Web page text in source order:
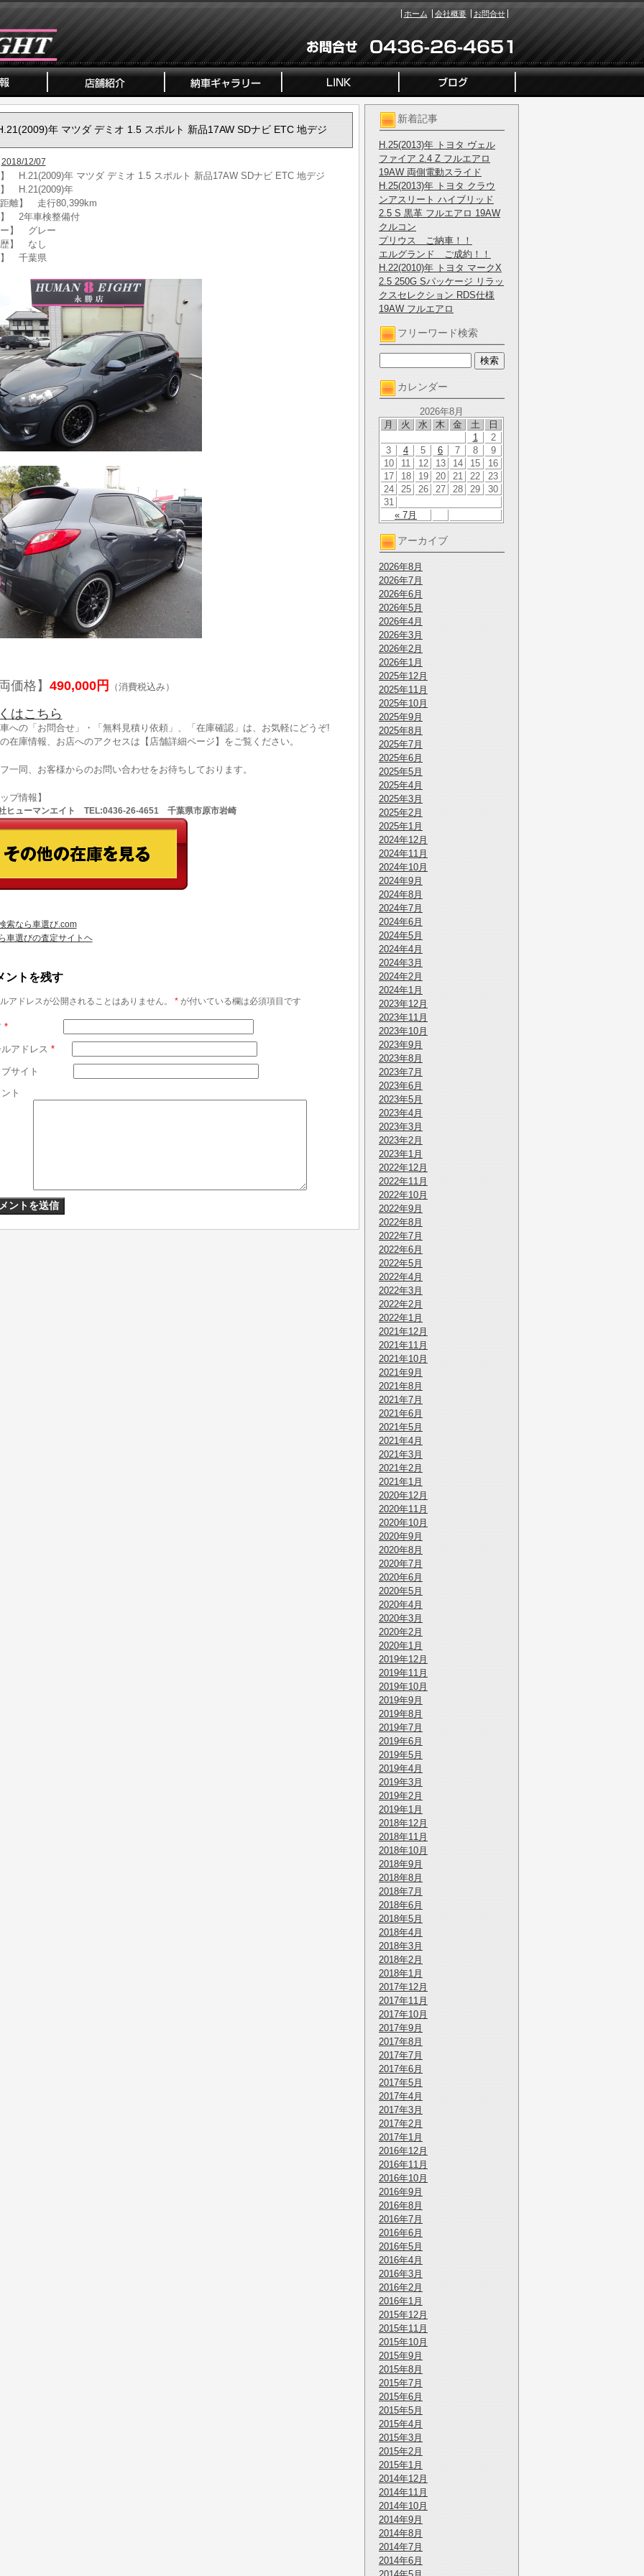
ホーム 会社概要 お問合せ
新着記事
H.25(2013)年 トヨタ ヴェル
ファイア 2.4 Z フルエアロ
19AW 両側電動スライド
H.25(2013)年 トヨタ クラウ
ンアスリート ハイブリッド
2.5 S 黒革 フルエアロ 19AW
クルコン
プリウス ご納車！！
エルグランド ご成約！！
H.22(2010)年 トヨタ マークX
2.5 250G Sパッケージ リラッ
クスセレクション RDS仕様
19AW フルエアロ
フリーワード検索
カレンダー
2026年8月
月
火 水 木 金 土 日
« 7月
1
2
3
4 5 6 7 8
9
10
11 12 13 14 15
16
17
18 19 20 21 22
23
24
25 26 27 28 29
30
31
アーカイブ
2026年8月
2026年7月
2026年6月
2026年5月
2026年4月
2026年3月
2026年2月
2026年1月
2025年12月
2025年11月
2025年10月
2025年9月
2025年8月
2025年7月
2025年6月
2025年5月
2025年4月
2025年3月
2025年2月
2025年1月
2024年12月
2024年11月
2024年10月
2024年9月
2024年8月
2024年7月
2024年6月
2024年5月
2024年4月
2024年3月
2024年2月
2024年1月
2023年12月
2023年11月
2023年10月
2023年9月
2023年8月
2023年7月
2023年6月
2023年5月
2023年4月
2023年3月
2023年2月
2023年1月
2022年12月
2022年11月
2022年10月
2022年9月
2022年8月
2022年7月
2022年6月
2022年5月
2022年4月
2022年3月
2022年2月
2022年1月
2021年12月
2021年11月
2021年10月
2021年9月
2021年8月
2021年7月
2021年6月
2021年5月
2021年4月
2021年3月
2021年2月
2021年1月
2020年12月
2020年11月
2020年10月
2020年9月
2020年8月
2020年7月
2020年6月
2020年5月
2020年4月
2020年3月
2020年2月
2020年1月
2019年12月
2019年11月
2019年10月
2019年9月
2019年8月
2019年7月
2019年6月
2019年5月
2019年4月
2019年3月
2019年2月
2019年1月
2018年12月
2018年11月
2018年10月
2018年9月
2018年8月
2018年7月
2018年6月
2018年5月
2018年4月
2018年3月
2018年2月
2018年1月
2017年12月
2017年11月
2017年10月
2017年9月
2017年8月
2017年7月
2017年6月
2017年5月
2017年4月
2017年3月
2017年2月
2017年1月
2016年12月
2016年11月
2016年10月
2016年9月
2016年8月
2016年7月
2016年6月
2016年5月
2016年4月
2016年3月
2016年2月
2016年1月
2015年12月
2015年11月
2015年10月
2015年9月
2015年8月
2015年7月
2015年6月
2015年5月
2015年4月
2015年3月
2015年2月
2015年1月
2014年12月
2014年11月
2014年10月
2014年9月
2014年8月
2014年7月
2014年6月
年 マツダ デミオ 1.5 スポルト 新品17AW SDナビ ETC 地デジ
2018/12/07
】 H.21(2009)年 マツダ デミオ 1.5 スポルト 新品17AW SDナビ ETC 地デジ
】 H.21(2009)年
距離】 走行80,399km
】 2年車検整備付
ー】 グレー
歴】 なし
】 千葉県
価格】 490,000円 （消費税込み）
はこちら
への「お問合せ」・「無料見積り依頼」、「在庫確認」は、お気軽にどうぞ!
在庫情報、お店へのアクセスは【店舗詳細ページ】をご覧ください。
一同、お客様からのお問い合わせをお待ちしております。
ップ情報】
ヒューマンエイト TEL:0436-26-4651 千葉県市原市岩崎
索なら車選び.com
車選びの査定サイトヘ
ントを残す
アドレスが公開されることはありません。 *が付いている欄は必須項目です
*
ルアドレス *
サイト
ト